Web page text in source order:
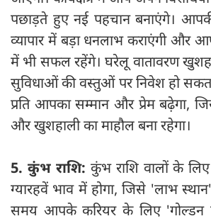
पछाड़ते हुए नई पहचान बनाएंगे।
व्यापार में बड़ा धनलाभ कराएंगी और
में भी सफल रहेंगे। घरेलू वातावरण
सुविधाओं की वस्तुओं पर निवेश हो
प्रति आपका सम्मान और प्रेम बढ़ेगा,
और खुशहाली का माहौल बना रहेगा।
5. कुंभ राशि: कुंभ राशि वालों के
ग्यारहवें भाव में होगा, जिसे 'लाभ
समय आपके करियर के लिए 'गोल्डन